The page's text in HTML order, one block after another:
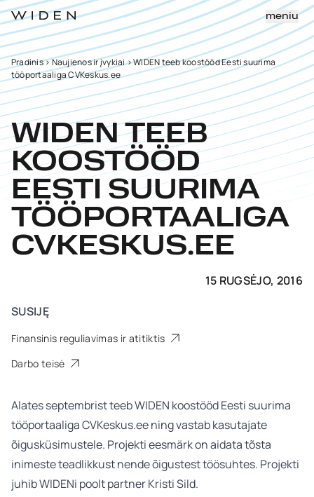
meniu
Pradinis>Naujienos ir įvykiai>WIDEN teeb koostööd Eesti suurima
tööportaaliga CVKeskus.ee
WIDEN TEEB
KOOSTÖÖD
EESTI SUURIMA
TÖÖPORTAALIGA
CVKESKUS.EE
15 RUGSĖJO, 2016
SUSIJĘ
Finansinis reguliavimas ir atitiktis
Darbo teisė
Alates septembrist teeb WIDEN koostööd Eesti suurima
tööportaaliga CVKeskus.ee ning vastab kasutajate
õigusküsimustele. Projekti eesmärk on aidata tõsta
inimeste teadlikkust nende õigustest töösuhtes. Projekti
juhib WIDENi poolt partner Kristi Sild.